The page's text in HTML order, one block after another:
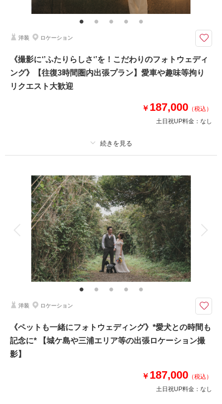
撮影データ150カット（納期3週間/レタッチ済）・ヘアメイク・撮影アテン
ド・アクセサリー類レンタル・ベールレンタル・セミオーダードライブーケ
カメラマン車同乗◎現地解散◎ 持込◎ 《ドレス・ヘアメイク・オーダーブ
ーケ・150カット》表示価格より追加料金一切なし♪
●データ:約150カット(色味補正等レタッチ済)
●納期:約3週間
●衣装:ドレス1着レンタル
撮影日：2025年6月23日
相談予約する
来店・オンライン
撮影日の空き
を確認する
洋装 ロケーション
《撮影に‘’ふたりらしさ‘’を！こだわりのフォトウェディ
ング》【往復3時間圏内出張プラン】愛車や趣味等拘り
リクエスト大歓迎
￥ 187,000 （税込）
土日祝UP料金： なし
撮影料 新婦衣装1着 新郎衣装1着
着付け ヘアメイク 小物一式
アルバム データ 150 カット 台紙付写真
衣装追加 会食 挙式
家族と撮影 家族用衣装レンタル ペットと撮影
その他含むもの
撮影データ150カット（納期3週間/レタッチ済）・ヘアメイク・撮影アテン
ド・アクセサリー類レンタル・ベールレンタル・セミオーダードライブーケ
【お好みアイテムで2人らしい撮影】趣味を取り入れた”オリジナルフォト
ウェディング” 愛車、キャンプ、スノボ等お気軽にご相談下さい
●データ:約150カット(色味補正等レタッチ済)
●納期:約3週間
●衣装:国内外からセレクトしたドレスより1着レンタル
洋装 ロケーション
《ペットも一緒にフォトウェディング》*愛犬との時間も
記念に* 【城ケ島や三浦エリア等の出張ロケーション撮
影】
￥ 187,000 （税込）
土日祝UP料金： なし